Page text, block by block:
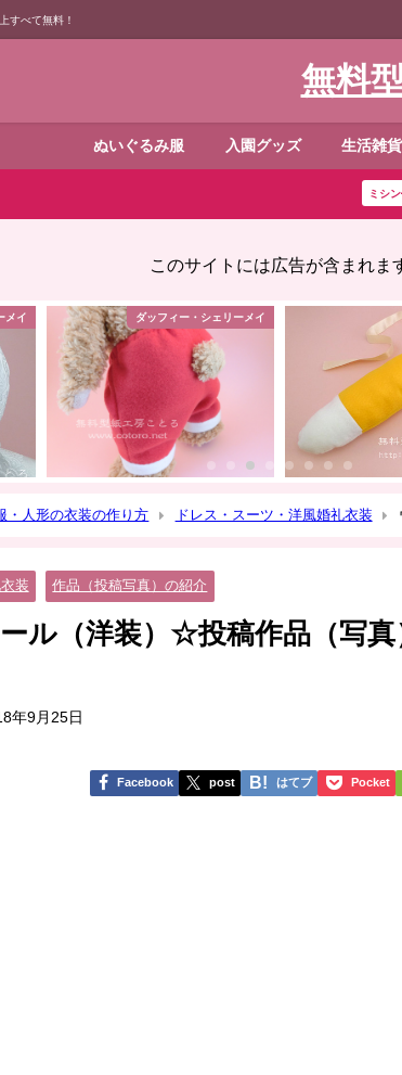
すべて無料！
無料
ぬいぐるみ服 入園グッズ 生活雑貨
ミシン
このサイトには広告が含まれま
メイ ダッフィー・シェリーメイ
・人形の衣装の作り方 ドレス・スーツ・洋風婚礼衣装
装 作品（投稿写真）の紹介
ル（洋装）☆投稿作品（写
年9月25日
Facebook post はてブ Pocket